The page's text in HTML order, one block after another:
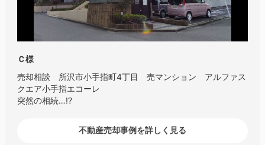
Ｃ様
売却相談 所沢市小手指町4丁目 売マンション アルファス
クエア小手指エコーレ
突然の相続…!?
不動産売却事例を詳しく見る